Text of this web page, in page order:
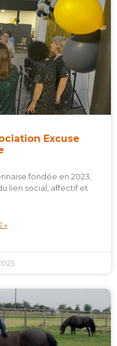
Excuse
fondée en 2023,
lien social, affectif et
»